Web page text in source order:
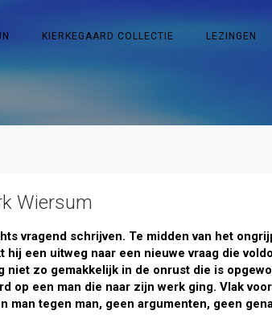
KIERKEGAARD COLLECTIE LEZINGEN
Wiersum
vragend schrijven. Te midden van het
hij een uitweg naar een nieuwe vraag die
niet zo gemakkelijk in de onrust die is
op een man die naar zijn werk ging. Vlak
man tegen man, geen argumenten, geen